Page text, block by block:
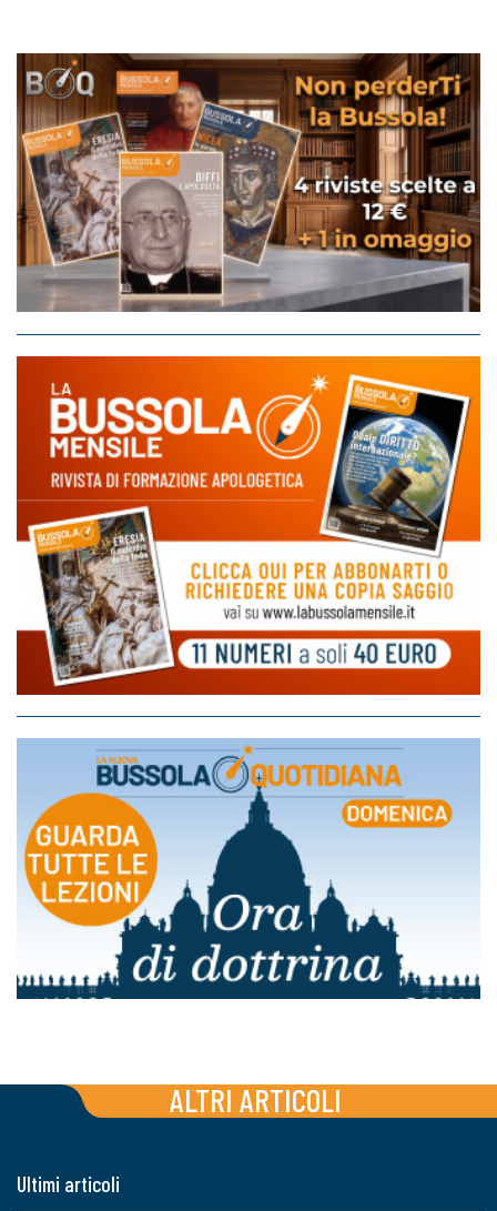
ALTRI ARTICOLI
Ultimi articoli